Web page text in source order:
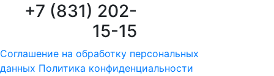
+7 (831) 202-
15-15
Соглашение на обработку персональных
данных Политика конфиденциальности